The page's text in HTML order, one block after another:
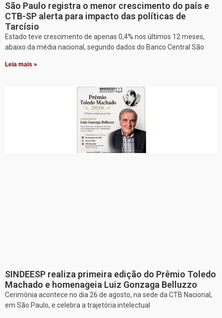
São Paulo registra o menor crescimento do país e
CTB-SP alerta para impacto das políticas de
Tarcísio
Estado teve crescimento de apenas 0,4% nos últimos 12 meses,
abaixo da média nacional, segundo dados do Banco Central São
Leia mais »
SINDEESP realiza primeira edição do Prêmio Toledo
Machado e homenageia Luiz Gonzaga Belluzzo
Cerimônia acontece no dia 26 de agosto, na sede da CTB Nacional,
em São Paulo, e celebra a trajetória intelectual